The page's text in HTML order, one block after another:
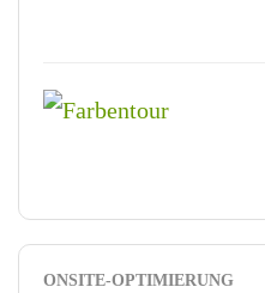
ONSITE-OPTIMIERUNG